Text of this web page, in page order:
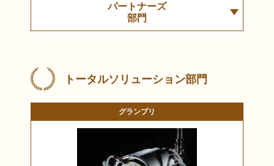
パートナーズ
部門
トータルソリューション部門
グランプリ